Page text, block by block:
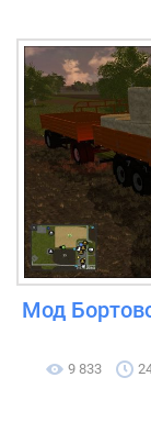
Мод
9 833